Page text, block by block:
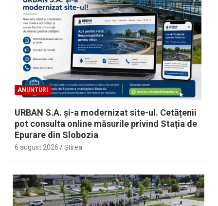
ANUNTURI
URBAN S.A. și-a modernizat site-ul. Cetățenii
pot consulta online măsurile privind Stația de
Epurare din Slobozia
6 august 2026 Ştirea